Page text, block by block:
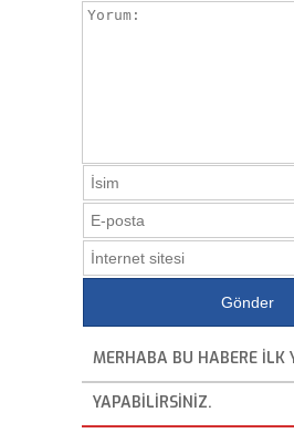
MERHABA BU HABERE ILK
YAPABILIRSINIZ.